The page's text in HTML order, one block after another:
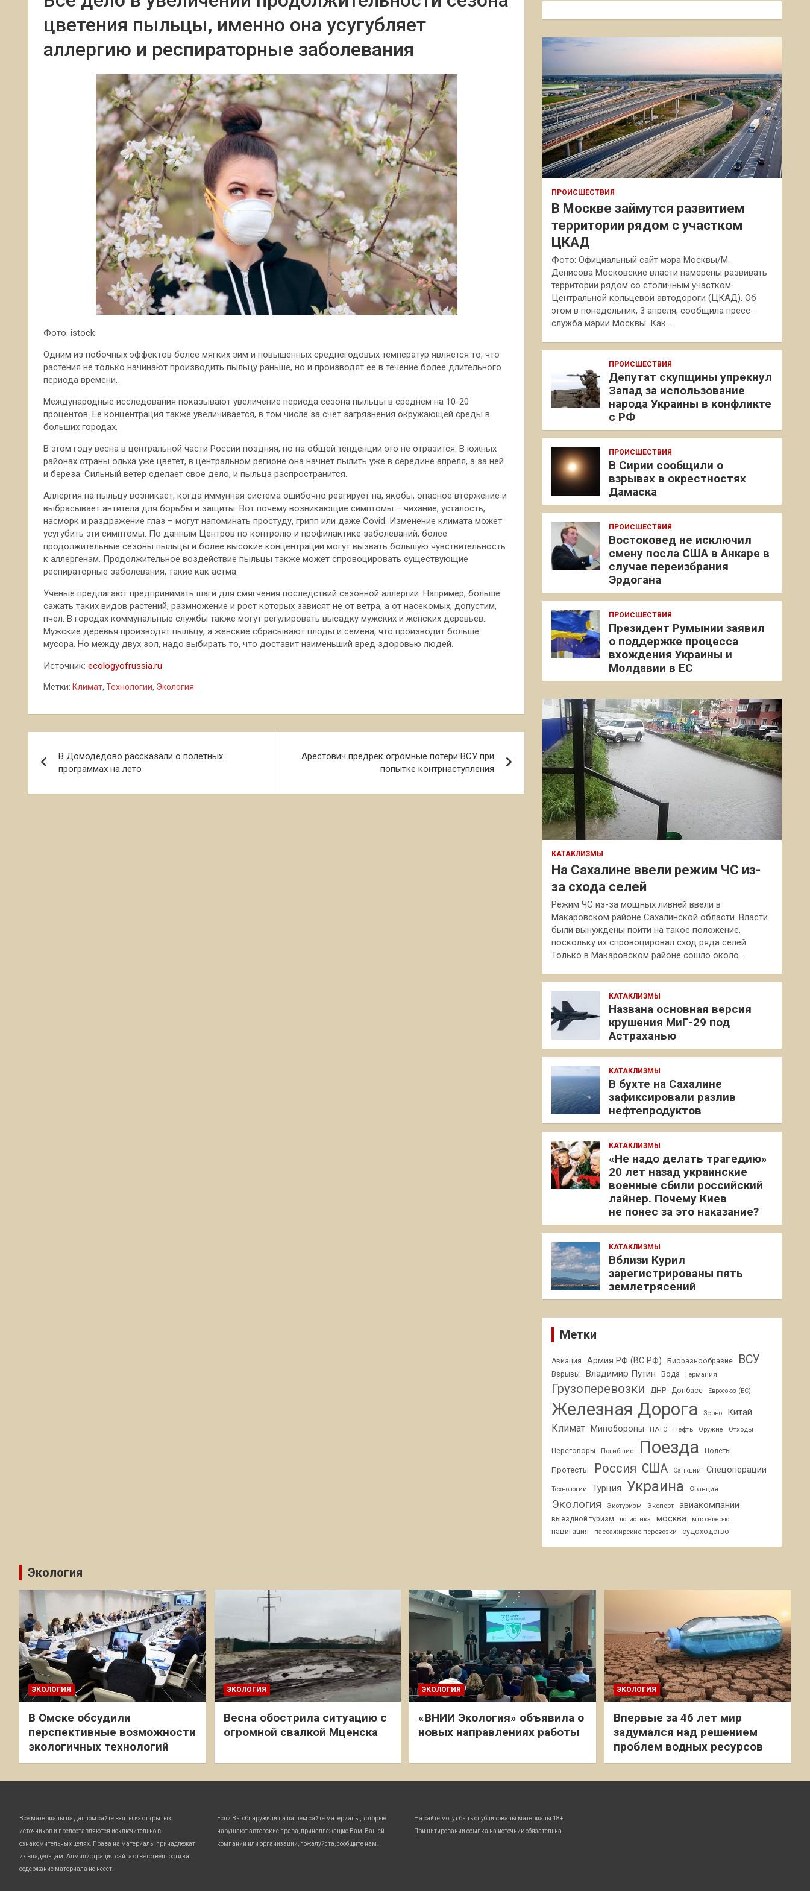
цветения пыльцы, именно она усугубляет
аллергию и респираторные заболевания
Фото: istock
Одним из побочных эффектов более мягких зим и повышенных среднегодовых температур является то, что
растения не только начинают производить пыльцу раньше, но и производят ее в течение более длительного
периода времени.
Международные исследования показывают увеличение периода сезона пыльцы в среднем на 10-20
процентов. Ее концентрация также увеличивается, в том числе за счет загрязнения окружающей среды в
больших городах.
В этом году весна в центральной части России поздняя, но на общей тенденции это не отразится. В южных
районах страны ольха уже цветет, в центральном регионе она начнет пылить уже в середине апреля, а за ней
и береза. Сильный ветер сделает свое дело, и пыльца распространится.
Аллергия на пыльцу возникает, когда иммунная система ошибочно реагирует на, якобы, опасное вторжение и
выбрасывает антитела для борьбы и защиты. Вот почему возникающие симптомы – чихание, усталость,
насморк и раздражение глаз – могут напоминать простуду, грипп или даже Covid. Изменение климата может
усугубить эти симптомы. По данным Центров по контролю и профилактике заболеваний, более
продолжительные сезоны пыльцы и более высокие концентрации могут вызвать большую чувствительность
к аллергенам. Продолжительное воздействие пыльцы также может спровоцировать существующие
респираторные заболевания, такие как астма.
Ученые предлагают предпринимать шаги для смягчения последствий сезонной аллергии. Например, больше
сажать таких видов растений, размножение и рост которых зависят не от ветра, а от насекомых, допустим,
пчел. В городах коммунальные службы также могут регулировать высадку мужских и женских деревьев.
Мужские деревья производят пыльцу, а женские сбрасывают плоды и семена, что производит больше
мусора. Но между двух зол, надо выбирать то, что доставит наименьший вред здоровью людей.
Источник: ecologyofrussia.ru
Метки: Климат, Технологии, Экология
по
записям
В Домодедово рассказали о полетных
программах на лето
Арестович предрек огромные потери ВСУ при
попытке контрнаступления
к
ПРОИСШЕСТВИЯ
В Москве займутся развитием
территории рядом с участком
ЦКАД
Фото: Официальный сайт мэра Москвы/М.
Денисова Московские власти намерены развивать
территории рядом со столичным участком
Центральной кольцевой автодороги (ЦКАД). Об
этом в понедельник, 3 апреля, сообщила пресс-
служба мэрии Москвы. Как…
ПРОИСШЕСТВИЯ
Депутат скупщины упрекнул
Запад за использование
народа Украины в конфликте
с РФ
ПРОИСШЕСТВИЯ
В Сирии сообщили о
взрывах в окрестностях
Дамаска
ПРОИСШЕСТВИЯ
Востоковед не исключил
смену посла США в Анкаре в
случае переизбрания
Эрдогана
ПРОИСШЕСТВИЯ
Президент Румынии заявил
о поддержке процесса
вхождения Украины и
Молдавии в ЕС
КАТАКЛИЗМЫ
На Сахалине ввели режим ЧС из-
за схода селей
Режим ЧС из-за мощных ливней ввели в
Макаровском районе Сахалинской области. Власти
были вынуждены пойти на такое положение,
поскольку их спровоцировал сход ряда селей.
Только в Макаровском районе сошло около…
КАТАКЛИЗМЫ
Названа основная версия
крушения МиГ-29 под
Астраханью
КАТАКЛИЗМЫ
В бухте на Сахалине
зафиксировали разлив
нефтепродуктов
КАТАКЛИЗМЫ
«Не надо делать трагедию»
20 лет назад украинские
военные сбили российский
лайнер. Почему Киев
не понес за это наказание?
КАТАКЛИЗМЫ
Вблизи Курил
зарегистрированы пять
землетрясений
Метки
Авиация Армия РФ (ВС РФ) Биоразнообразие ВСУ
Взрывы Владимир Путин Вода Германия
Грузоперевозки ДНР Донбасс Евросоюз (ЕС)
Железная Дорога Зерно Китай
Климат Минобороны НАТО Нефть Оружие Отходы
Переговоры Погибшие Поезда Полеты
Протесты Россия США Санкции Спецоперации
Технологии Турция Украина Франция
Экология Экотуризм Экспорт авиакомпании
выездной туризм логистика москва мтк север-юг
навигация пассажирские перевозки судоходство
Экология
ЭКОЛОГИЯ
В Омске обсудили
перспективные возможности
экологичных технологий
ЭКОЛОГИЯ
Весна обострила ситуацию с
огромной свалкой Мценска
ЭКОЛОГИЯ
«ВНИИ Экология» объявила о
новых направлениях работы
ЭКОЛОГИЯ
Впервые за 46 лет мир
задумался над решением
проблем водных ресурсов
Все материалы на данном сайте взяты из открытых
источников и предоставляются исключительно в
ознакомительных целях. Права на материалы принадлежат
их владельцам. Администрация сайта ответственности за
содержание материала не несет.
Если Вы обнаружили на нашем сайте материалы, которые
нарушают авторские права, принадлежащие Вам, Вашей
компании или организации, пожалуйста, сообщите нам.
На сайте могут быть опубликованы материалы 18+!
При цитировании ссылка на источник обязательна.